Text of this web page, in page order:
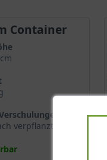
Container
verpflanzt)